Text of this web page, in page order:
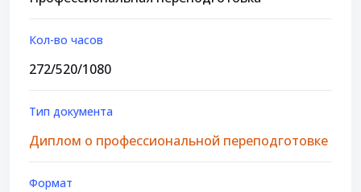
Кол-во часов
272/520/1080
Тип документа
Диплом о профессиональной переподготовке
Формат